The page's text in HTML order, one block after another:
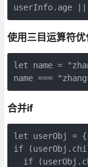
userInfo.age ||
使用三目运算符优
let name =
name ===
合并if
let userObj =
if
if